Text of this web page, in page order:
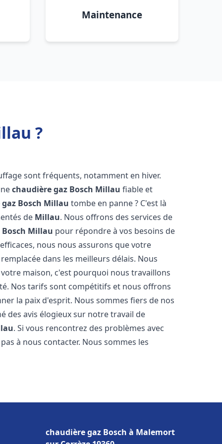
Maintenance
?
sont fréquents, notamment en hiver.
chaudière gaz Bosch Millau fiable et
Bosch Millau tombe en panne ? C'est là
de Millau. Nous offrons des services de
Millau pour répondre à vos besoins de
nous nous assurons que votre
dans les meilleurs délais. Nous
maison, c'est pourquoi nous travaillons
Nos tarifs sont compétitifs et nous offrons
la paix d'esprit. Nous sommes fiers de nos
des avis élogieux sur notre travail de
. Si vous rencontrez des problèmes avec
à nous contacter. Nous sommes les
chaudière gaz Bosch à Malemort